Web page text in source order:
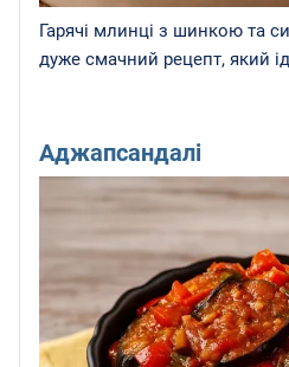
Гарячі млинці з шинкою та
дуже смачний рецепт, який
Аджапсандалі